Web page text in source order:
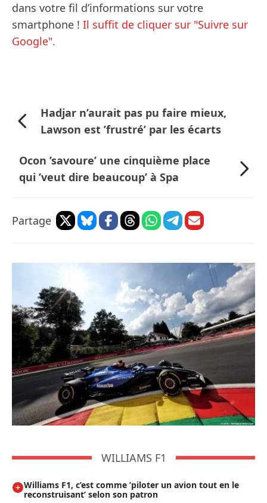
dans votre fil d’informations sur votre
smartphone ! Il suffit de cliquer sur "Suivre sur
Google".
Hadjar n’aurait pas pu faire mieux,
Lawson est ’frustré’ par les écarts
Ocon ’savoure’ une cinquième place
qui ’veut dire beaucoup’ à Spa
Partage
WILLIAMS F1
Williams F1, c’est comme ’piloter un avion tout en le
reconstruisant’ selon son patron